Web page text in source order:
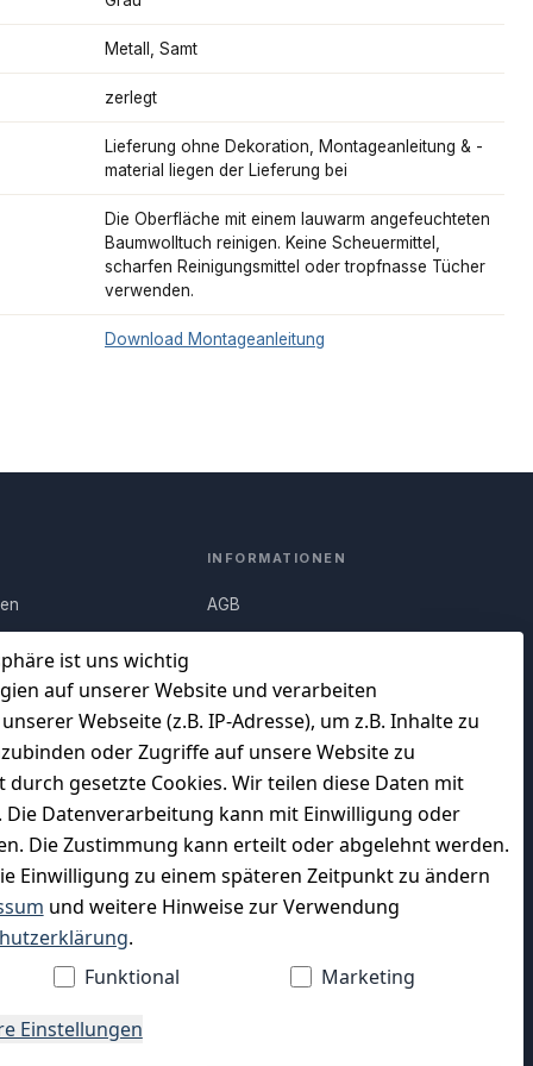
Metall, Samt
zerlegt
Lieferung ohne Dekoration, Montageanleitung & -
material liegen der Lieferung bei
Die Oberfläche mit einem lauwarm angefeuchteten
Baumwolltuch reinigen. Keine Scheuermittel,
scharfen Reinigungsmittel oder tropfnasse Tücher
verwenden.
Download Montageanleitung
ist uns wichtig
auf unserer Website und verarbeiten
Webseite (z.B. IP-Adresse), um z.B. Inhalte zu
oder Zugriffe auf unsere Website zu
gesetzte Cookies. Wir teilen diese Daten mit
Datenverarbeitung kann mit Einwilligung oder
Die Zustimmung kann erteilt oder abgelehnt werden.
Einwilligung zu einem späteren Zeitpunkt zu ändern
und weitere Hinweise zur Verwendung
.
Funktional
Marketing
Einstellungen
INFORMATIONEN
AGB
Datenschutz
Impressum
Unser Unternehmen
Charity & Wohltätigkeit
WIR VERSENDEN MIT